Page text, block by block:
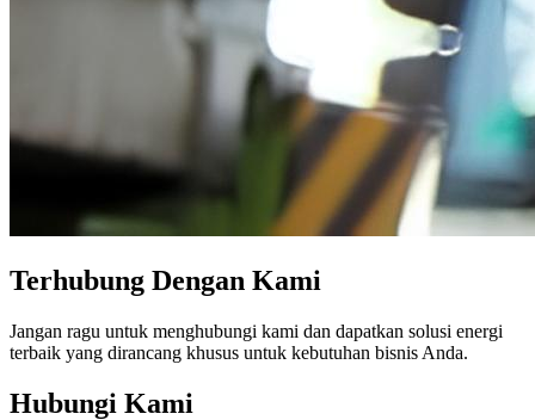
Terhubung Dengan Kami
Jangan ragu untuk menghubungi kami dan dapatkan solusi energi
terbaik yang dirancang khusus untuk kebutuhan bisnis Anda.
Hubungi Kami